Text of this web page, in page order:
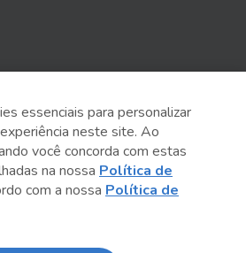
no Estado de São Paulo
aí:
essenciais para personalizar
neste site. Ao
você concorda com estas
na nossa Política de
com a nossa Política de